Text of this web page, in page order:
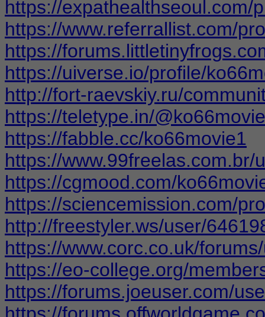
https://expathealthseoul.com/
https://www.referrallist.com/
https://
https://uiverse.io/profile/
http://fort-raevskiy.ru/
https://teletype.in/
https://fabble.cc/ko66movie1
https://www.99freelas.com.br/
https://cgmood.com/
https://sciencemission.com/
http://freestyler.ws/user/
https://www.corc.co.uk/
https://eo-college.org/
https://forums.joeuser.com/